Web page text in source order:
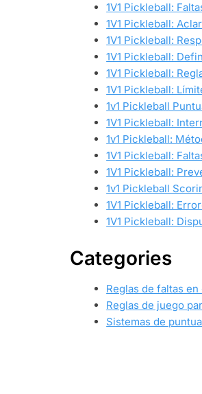
1V1 Pickleball:
1V1 Pickleball:
1V1 Pickleball:
1V1 Pickleball:
1V1 Pickleball:
1V1 Pickleball:
1v1 Pickleball
1V1 Pickleball:
1v1 Pickleball:
1V1 Pickleball:
1V1 Pickleball:
1v1 Pickleball
1V1 Pickleball:
1V1 Pickleball:
Categories
Reglas de faltas en
Reglas de juego
Sistemas de